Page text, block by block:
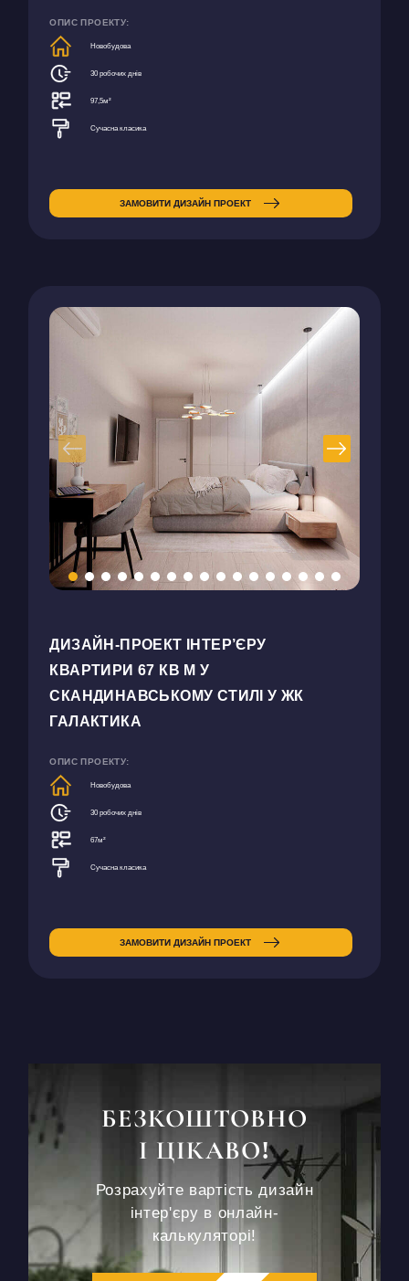
ОПИС ПРОЕКТУ:
Новобудова
30 робочих днів
97,5м²
Сучасна класика
ЗАМОВИТИ ДИЗАЙН ПРОЕКТ
ДИЗАЙН-ПРОЕКТ ІНТЕР’ЄРУ
КВАРТИРИ 67 КВ М У
СКАНДИНАВСЬКОМУ СТИЛІ У ЖК
ГАЛАКТИКА
ОПИС ПРОЕКТУ:
Новобудова
30 робочих днів
67м²
Сучасна класика
ЗАМОВИТИ ДИЗАЙН ПРОЕКТ
БЕЗКОШТОВНО
І ЦІКАВО!
Розрахуйте вартість дизайн
інтер'єру в онлайн-
калькуляторі!